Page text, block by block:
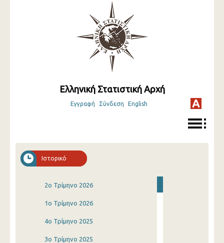
Ελληνική Στατιστική Αρχή
Εγγραφή Σύνδεση English
Ιστορικό
2o Τρίμηνο 2026
1o Τρίμηνο 2026
4o Τρίμηνο 2025
3o Τρίμηνο 2025